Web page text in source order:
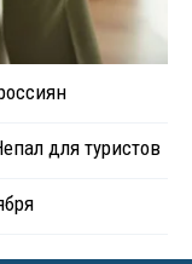
для туристов